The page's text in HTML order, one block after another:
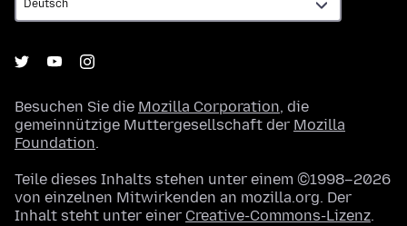
Besuchen Sie die Mozilla Corporation, die
gemeinnützige Muttergesellschaft der Mozilla
Foundation.
Teile dieses Inhalts stehen unter einem ©1998–2026
von einzelnen Mitwirkenden an mozilla.org. Der
Inhalt steht unter einer Creative-Commons-Lizenz.